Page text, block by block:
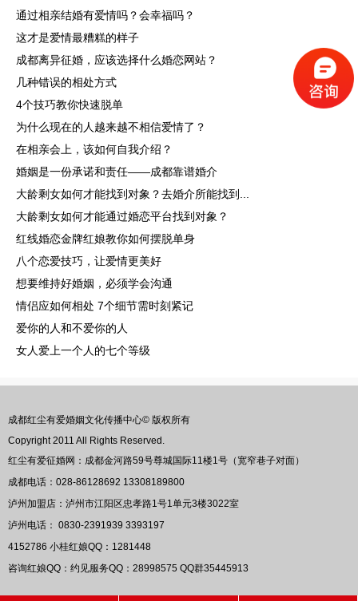
通过相亲结婚有爱情吗？会幸福吗？
这才是爱情最糟糕的样子
成都离异征婚，应该选择什么婚恋网站？
几种错误的相处方式
4个技巧教你快速脱单
为什么现在的人越来越不相信爱情了？
在相亲会上，该如何自我介绍？
婚姻是一份承诺和责任——成都靠谱婚介
大龄剩女如何才能找到对象？去婚介所能找到...
大龄剩女如何才能通过婚恋平台找到对象？
红线婚恋金牌红娘教你如何摆脱单身
八个恋爱技巧，让爱情更美好
想要维持好婚姻，必须学会沟通
情侣应如何相处 7个细节需时刻紧记
爱你的人和不爱你的人
女人爱上一个人的七个等级
成都红尘有爱婚姻文化传播中心© 版权所有
Copyright 2011 All Rights Reserved.
红尘有爱征婚网：成都金河路59号尊城国际11楼1号（宽窄巷子对面）
成都电话：028-86128692 13308189800
泸州加盟店：泸州市江阳区忠孝路1号1单元3楼3022室
泸州电话： 0830-2391939 3393197
4152786 小桂红娘QQ： 1281448
咨询红娘QQ：约见服务QQ： 28998575 QQ群35445913